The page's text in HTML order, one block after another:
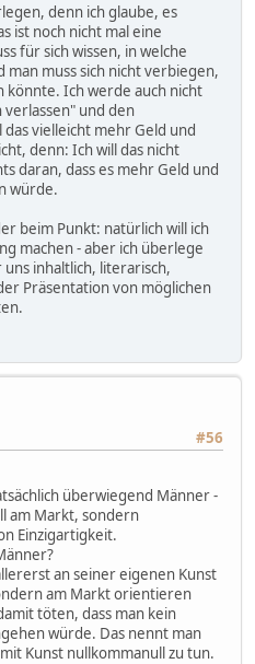
denn ich glaube, es
ist noch nicht mal eine
für sich wissen, in welche
muss sich nicht verbiegen,
könnte. Ich werde auch nicht
verlassen" und den
vielleicht mehr Geld und
denn: Ich will das nicht
daran, dass es mehr Geld und
würde.
beim Punkt: natürlich will ich
machen - aber ich überlege
inhaltlich, literarisch,
Präsentation von möglichen
#56
überwiegend Männer -
am Markt, sondern
Einzigartigkeit.
an seiner eigenen Kunst
am Markt orientieren
töten, dass man kein
würde. Das nennt man
Kunst nullkommanull zu tun.